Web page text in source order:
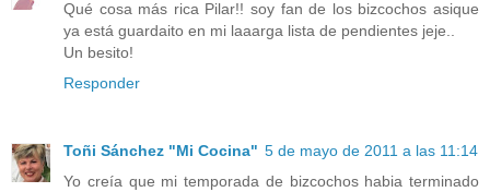
Qué cosa más rica Pilar!! soy fan de los bizcochos asique
ya está guardaito en mi laaarga lista de pendientes jeje..
Un besito!
Responder
Toñi Sánchez "Mi Cocina" 5 de mayo de 2011 a las 11:14
Yo creía que mi temporada de bizcochos habia terminado